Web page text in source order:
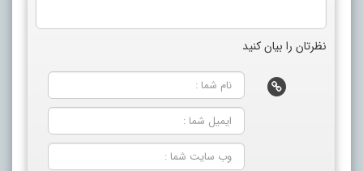
نظرتان را بیان کنید